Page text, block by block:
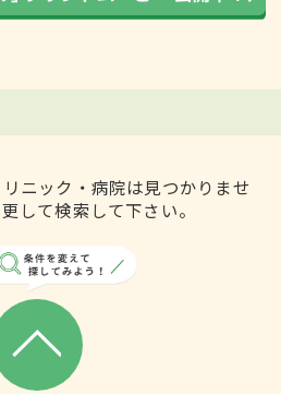
ニック・病院は見つかりませ
して検索して下さい。